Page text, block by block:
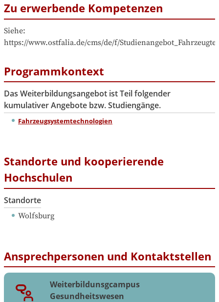
Zu erwerbende Kompetenzen
Siehe:
https://www.ostfalia.de/cms/de/f/
Programmkontext
Das Weiterbildungsangebot ist Teil folgender
kumulativer Angebote bzw. Studiengänge.
Fahrzeugsystemtechnologien
Standorte und kooperierende
Hochschulen
Standorte
Wolfsburg
Ansprechpersonen und Kontaktstellen
Weiterbildunsgcampus
Gesundheitswesen